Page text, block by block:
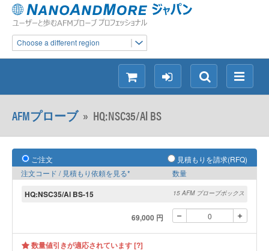
Choose a different region
メ
ニ
検
索
ロ
グ
シ
ョ
ッ
ン
AFMプローブ» HQ:NSC35/Al BS
ご注文
見積もりを請求(RFQ)
注文コード / 見積もり依頼を見る*
数量
HQ:NSC35/Al BS-15 15 AFM プローブボックス
69,000 円
数量値引きが適応されています [?]